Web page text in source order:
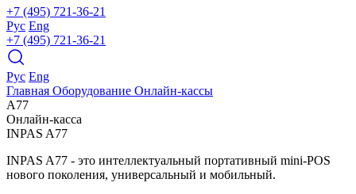
+7 (495) 721-36-21
Рус Eng
+7 (495) 721-36-21
Рус Eng
Главная Оборудование Онлайн-кассы
A77
Онлайн-касса
INPAS A77
INPAS A77 - это интеллектуальный портативный mini-POS
нового поколения, универсальный и мобильный.